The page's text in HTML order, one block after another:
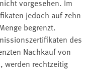
vorgesehen. Im
jedoch auf zehn
begrenzt.
des
Nachkauf von
werden rechtzeitig